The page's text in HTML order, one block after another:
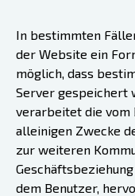
In bestimmten
der Website ein
möglich, dass
Server gespeichert
verarbeitet die vom
alleinigen Zwecke
zur weiteren
dem Benutzer,